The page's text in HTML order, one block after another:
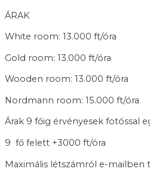
ÁRAK
White room: 13.000 ft/óra
Gold room: 13.000 ft/óra
Wooden room: 13.000 ft/óra
Nordmann room: 15.000 ft/óra
Árak 9 főig érvényesek fotóssal
9 fő felett +3000 ft/óra
Maximális létszámról e-mailben